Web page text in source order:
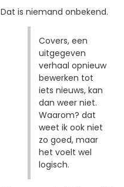
Dat is niemand onbekend.
Covers, een
uitgegeven
verhaal opnieuw
bewerken tot
iets nieuws, kan
dan weer niet.
Waarom? dat
weet ik ook niet
zo goed, maar
het voelt wel
logisch.